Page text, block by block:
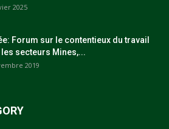
2025
Forum sur le contentieux du travail
secteurs Mines,...
2019